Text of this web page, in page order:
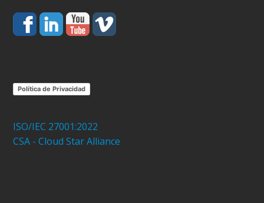
Política de Privacidad
ISO/IEC 27001:2022
CSA - Cloud Star Alliance